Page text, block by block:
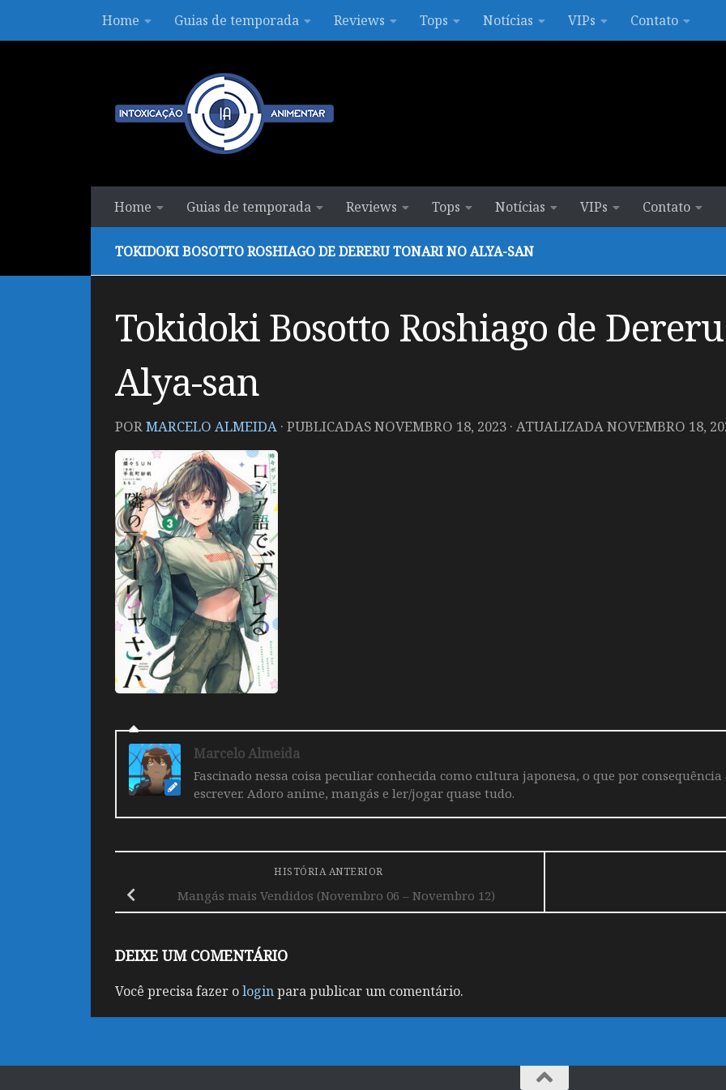
Skip to contentHome Guias de temporada Reviews Tops Notícias VIPs Contato
Home Guias de temporada Reviews Tops Notícias VIPs Contato
TOKIDOKI BOSOTTO ROSHIAGO DE DERERU TONARI NO ALYA-SAN
Tokidoki Bosotto Roshiago de
Alya-san
PORMARCELO ALMEIDA · PUBLICADASNOVEMBRO 18, 2023 · ATUALIZADANOVEMBRO 18,
Marcelo Almeida
Fascinado nessa coisa peculiar conhecida como cultura japonesa, o que por
escrever. Adoro anime, mangás e ler/jogar quase tudo.
HISTÓRIA ANTERIOR
Mangás mais Vendidos (Novembro 06 – Novembro 12)
DEIXE UM COMENTÁRIO
Você precisa fazer ologinpara publicar um comentário.